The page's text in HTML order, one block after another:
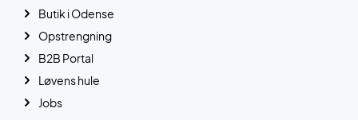
Butik i Odense
Opstrengning
B2B Portal
Løvens hule
Jobs